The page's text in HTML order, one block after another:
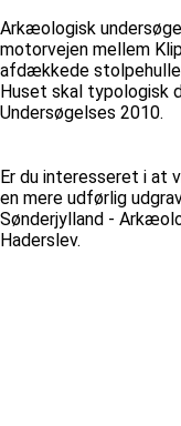
Arkæologisk
motorvejen mellem
afdækkede
Huset skal typologisk
Undersøgelses 2010.
Er du interesseret i at
en mere udførlig
Sønderjylland -
Haderslev.